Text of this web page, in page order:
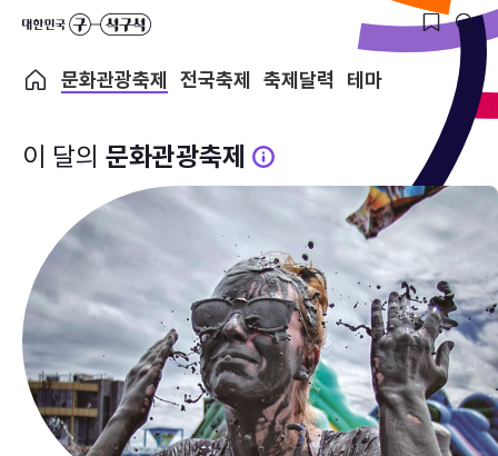
문화관광축제 전국축제 축제달력 테마
이 달의 문화관광축제